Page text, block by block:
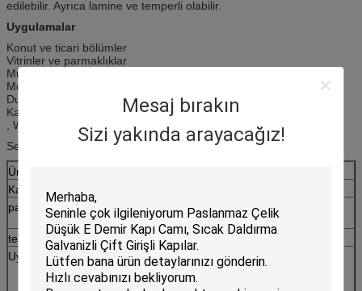
Mesaj bırakın
Sizi yakında arayacağız!
edilebilir. Ayrıca lamine ve temperli olabilir.
Uygulamalar
Konut ve ticari bölümler
Vitrinler ve parmaklıklar
Mutfak dolapları
Mobilya
Duş Kapıları
Kapı Lambaları
, Windows
Seçiminiz için çeşitli ebatlar
Ürün adı
Kalınlık
paket
Denize kıyasla güçlü tahta sandıklarda, kağıt
parçaları arasında kağıt bulunan
teslim
5-15days
Uygulamalar
1.Windows ve kapılar
2.Glas cepheler ve perde duvarları